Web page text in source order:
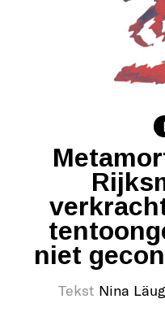
niet
Tekst Nina